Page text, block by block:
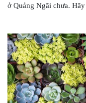
ở Quảng Ngãi chưa.